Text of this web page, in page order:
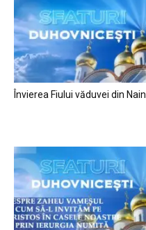
Învierea Fiului văduvei din Nain